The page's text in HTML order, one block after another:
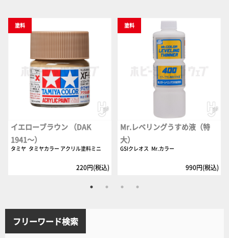
塗料
イエローブラウン （DAK
1941～）
タミヤ タミヤカラー アクリル塗料ミニ
220円(税込)
塗料
Mr.レベリングうすめ液（特
大）
GSIクレオス Mr.カラー
990円(税込)
フリーワード検索